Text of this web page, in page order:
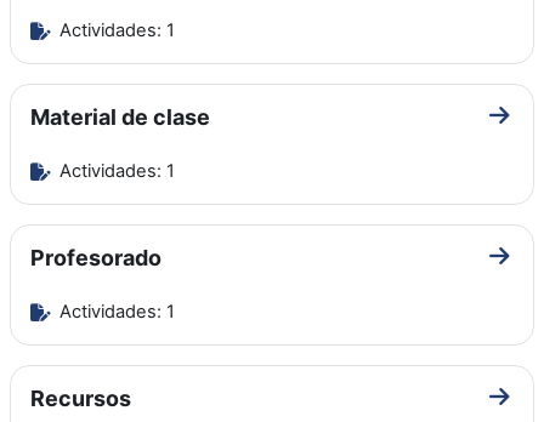
Actividades: 1
Material de clase
Ir a
Actividades: 1
Profesorado
Ir a
Actividades: 1
Recursos
Ir a